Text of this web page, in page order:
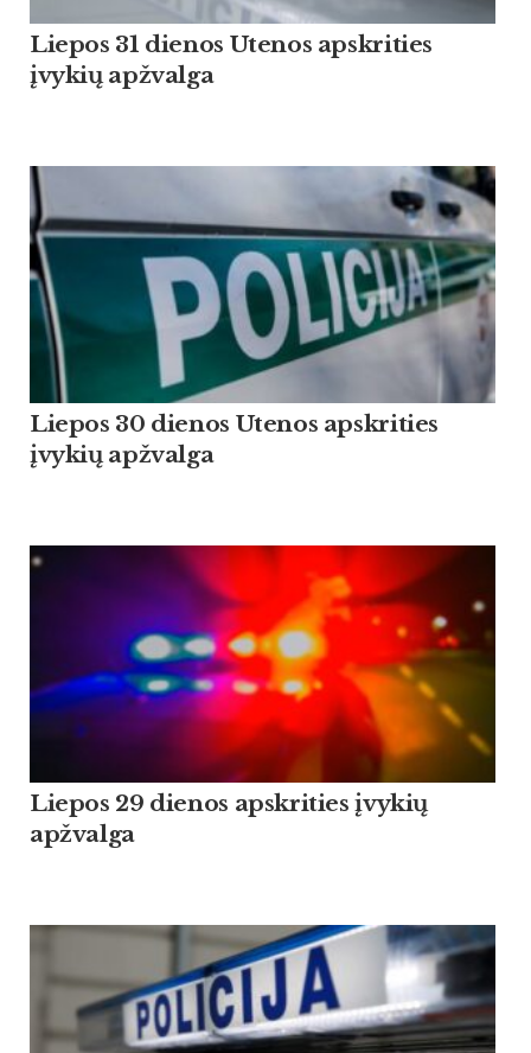
Liepos 31 dienos Utenos apskrities
įvykių apžvalga
Liepos 30 dienos Utenos apskrities
įvykių apžvalga
Liepos 29 dienos apskrities įvykių
apžvalga